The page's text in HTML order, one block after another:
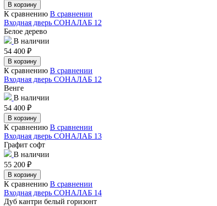
В корзину
К сравнению В сравнении
Входная дверь СОНАЛАБ 12
Белое дерево
В наличии
54 400 ₽
В корзину
К сравнению В сравнении
Входная дверь СОНАЛАБ 12
Венге
В наличии
54 400 ₽
В корзину
К сравнению В сравнении
Входная дверь СОНАЛАБ 13
Графит софт
В наличии
55 200 ₽
В корзину
К сравнению В сравнении
Входная дверь СОНАЛАБ 14
Дуб кантри белый горизонт